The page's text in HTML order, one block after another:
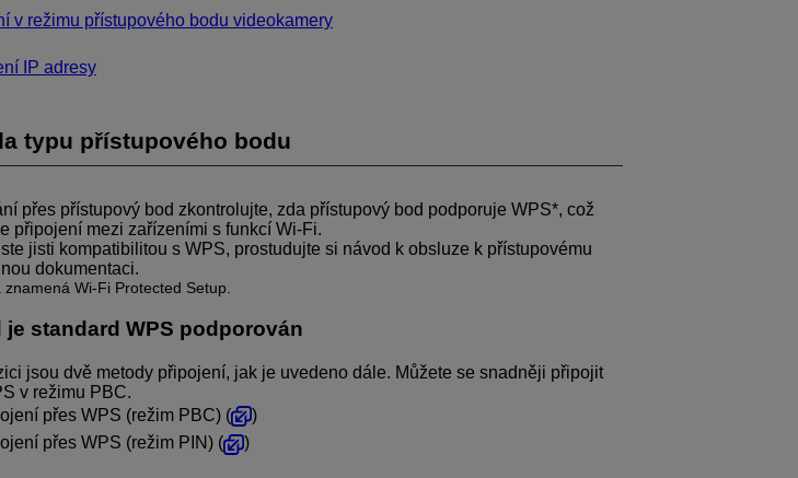
v režimu přístupového bodu videokamery
IP adresy
typu přístupového bodu
přes přístupový bod zkontrolujte, zda přístupový bod podporuje WPS*, což
připojení mezi zařízeními s funkcí Wi-Fi.
jisti kompatibilitou s WPS, prostudujte si návod k obsluze k přístupovému
dokumentaci.
znamená Wi-Fi Protected Setup.
je standard WPS podporován
jsou dvě metody připojení, jak je uvedeno dále. Můžete se snadněji připojit
v režimu PBC.
přes WPS (režim PBC) (
)
přes WPS (režim PIN) (
)